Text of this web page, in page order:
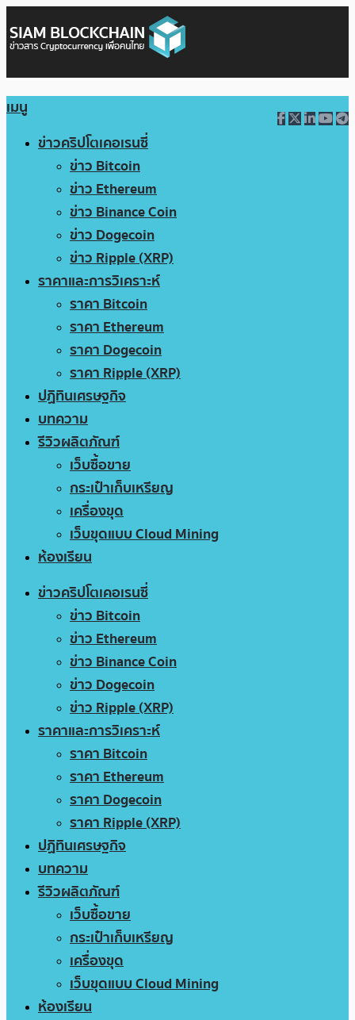
เมนู
ข่าวคริปโตเคอเรนซี่
ข่าว Bitcoin
ข่าว Ethereum
ข่าว Binance Coin
ข่าว Dogecoin
ข่าว Ripple (XRP)
ราคาและการวิเคราะห์
ราคา Bitcoin
ราคา Ethereum
ราคา Dogecoin
ราคา Ripple (XRP)
ปฏิทินเศรษฐกิจ
บทความ
รีวิวผลิตภัณฑ์
เว็บซื้อขาย
กระเป๋าเก็บเหรียญ
เครื่องขุด
เว็บขุดแบบ Cloud Mining
ห้องเรียน
ข่าวคริปโตเคอเรนซี่
ข่าว Bitcoin
ข่าว Ethereum
ข่าว Binance Coin
ข่าว Dogecoin
ข่าว Ripple (XRP)
ราคาและการวิเคราะห์
ราคา Bitcoin
ราคา Ethereum
ราคา Dogecoin
ราคา Ripple (XRP)
ปฏิทินเศรษฐกิจ
บทความ
รีวิวผลิตภัณฑ์
เว็บซื้อขาย
กระเป๋าเก็บเหรียญ
เครื่องขุด
เว็บขุดแบบ Cloud Mining
ห้องเรียน